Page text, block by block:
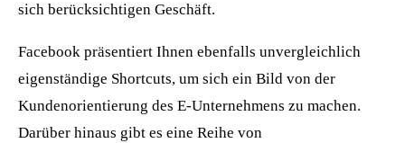
sich berücksichtigen Geschäft.
Facebook präsentiert Ihnen ebenfalls unvergleichlich
eigenständige Shortcuts, um sich ein Bild von der
Kundenorientierung des E-Unternehmens zu machen.
Darüber hinaus gibt es eine Reihe von